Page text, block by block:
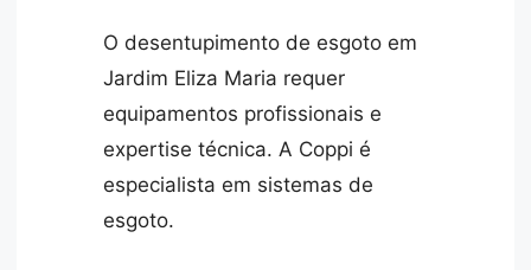
O desentupimento de esgoto em
Jardim Eliza Maria requer
equipamentos profissionais e
expertise técnica. A Coppi é
especialista em sistemas de
esgoto.